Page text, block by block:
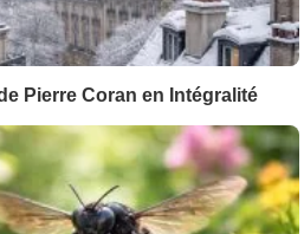
Pierre Coran en Intégralité